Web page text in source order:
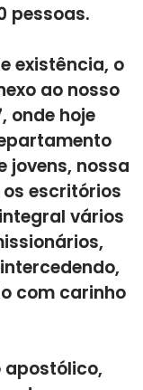
pessoas.
existência, o
ao nosso
onde hoje
jovens, nossa
escritórios
vários
com carinho
apostólico,